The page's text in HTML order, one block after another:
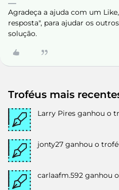
Agradeça a ajuda com um
resposta", para ajudar os
solução.
Troféus mais
Larry Pires ganhou o
jonty27 ganhou o
carlaafm.592 ganhou